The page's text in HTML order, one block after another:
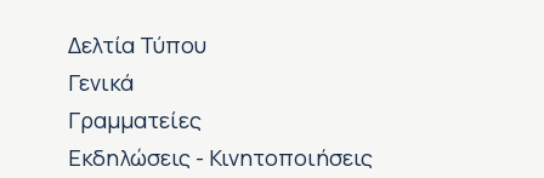
Δελτία Τύπου
Γενικά
Γραμματείες
Εκδηλώσεις - Κινητοποιήσεις